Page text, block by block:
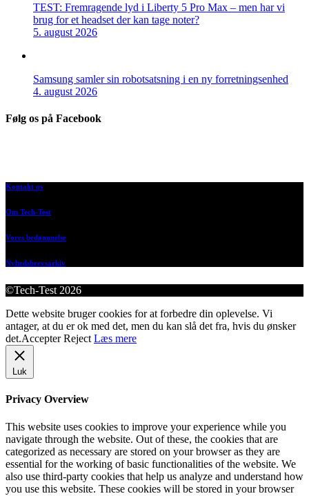
TEST: Fremragende lyd i Liberty 5 Pro Max – men har vi
brug for et headset der kan tage noter?
5. august 2026
Samsung samler sin robotsatsning i en ny forretningsenhed
4. august 2026
Følg os på Facebook
Kontakt os
Om Tech-Test
Vores bedømmelse
Nyhedsbrevsarkiv
©Tech-Test 2026
Dette website bruger cookies for at forbedre din oplevelse. Vi
antager, at du er ok med det, men du kan slå det fra, hvis du ønsker
det.Accepter Reject Læs mere
Luk
Privacy Overview
This website uses cookies to improve your experience while you
navigate through the website. Out of these, the cookies that are
categorized as necessary are stored on your browser as they are
essential for the working of basic functionalities of the website. We
also use third-party cookies that help us analyze and understand how
you use this website. These cookies will be stored in your browser